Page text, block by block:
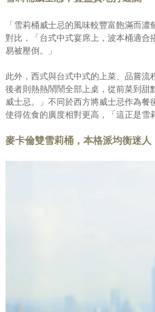
「雪莉桶威士忌的風味較豐富飽滿而
對比，「台式中式宴席上，波本桶適
易被壓倒。」
此外，西式與台式中式的上菜、品嘗
後者則熱熱鬧鬧全部上桌，從前菜到
威士忌。」不同於西方將威士忌作為
使得佐食的廣度相對更高，「這正是
麥卡倫雙雪莉桶，本格派均衡迷人